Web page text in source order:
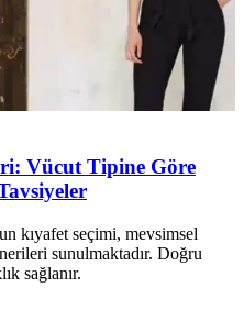
Vücut Tipine Göre
kıyafet seçimi, mevsimsel
sunulmaktadır. Doğru
sağlanır.